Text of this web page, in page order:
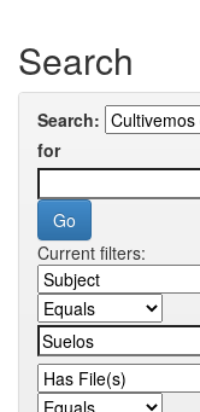
Search
Search:
for
Current filters: